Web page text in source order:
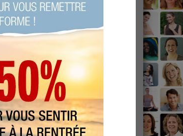
et être bien dans sa peau